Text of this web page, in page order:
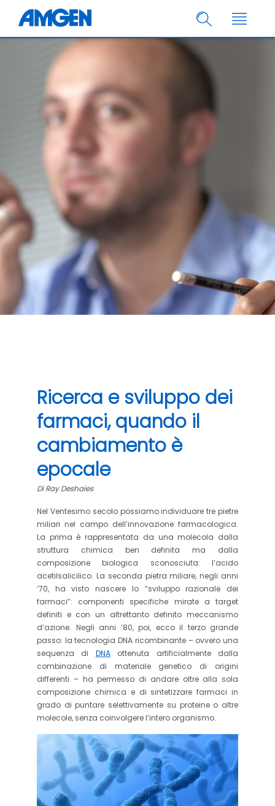
Ricerca e sviluppo dei
farmaci, quando il
cambiamento è
epocale
Di Ray Deshaies
Nel Ventesimo secolo possiamo individuare tre pietre
miliari nel campo dell’innovazione farmacologica.
La prima è rappresentata da una molecola dalla
struttura chimica ben definita ma dalla
composizione biologica sconosciuta: l’acido
acetilsalicilico. La seconda pietra miliare, negli anni
’70, ha visto nascere lo “sviluppo razionale dei
farmaci”: componenti specifiche mirate a target
definiti e con un altrettanto definito meccanismo
d’azione. Negli anni ’80, poi, ecco il terzo grande
passo: la tecnologia DNA ricombinante – ovvero una
sequenza di DNAottenuta artificialmente dalla
combinazione di materiale genetico di origini
differenti – ha permesso di andare oltre alla sola
composizione chimica e di sintetizzare farmaci in
grado di puntare selettivamente su proteine o altre
molecole, senza coinvolgere l’intero organismo.